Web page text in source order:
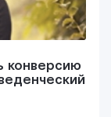
конверсию